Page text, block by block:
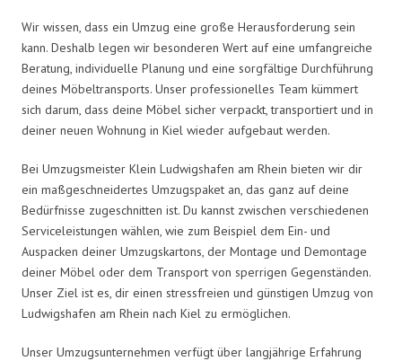
Wir wissen, dass ein Umzug eine große Herausforderung sein
kann. Deshalb legen wir besonderen Wert auf eine umfangreiche
Beratung, individuelle Planung und eine sorgfältige Durchführung
deines Möbeltransports. Unser professionelles Team kümmert
sich darum, dass deine Möbel sicher verpackt, transportiert und in
deiner neuen Wohnung in Kiel wieder aufgebaut werden.
Bei Umzugsmeister Klein Ludwigshafen am Rhein bieten wir dir
ein maßgeschneidertes Umzugspaket an, das ganz auf deine
Bedürfnisse zugeschnitten ist. Du kannst zwischen verschiedenen
Serviceleistungen wählen, wie zum Beispiel dem Ein- und
Auspacken deiner Umzugskartons, der Montage und Demontage
deiner Möbel oder dem Transport von sperrigen Gegenständen.
Unser Ziel ist es, dir einen stressfreien und günstigen Umzug von
Ludwigshafen am Rhein nach Kiel zu ermöglichen.
Unser Umzugsunternehmen verfügt über langjährige Erfahrung